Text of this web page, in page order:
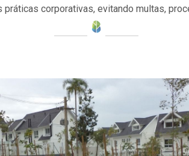
práticas corporativas, evitando multas,